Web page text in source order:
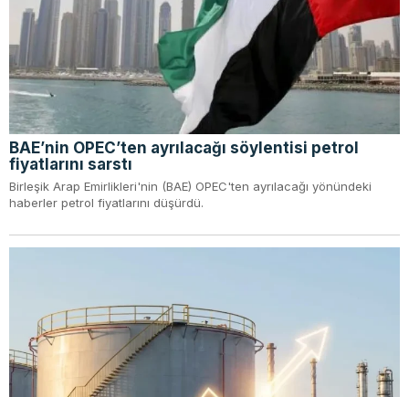
BAE’nin OPEC’ten ayrılacağı söylentisi petrol
fiyatlarını sarstı
Birleşik Arap Emirlikleri'nin (BAE) OPEC'ten ayrılacağı yönündeki
haberler petrol fiyatlarını düşürdü.